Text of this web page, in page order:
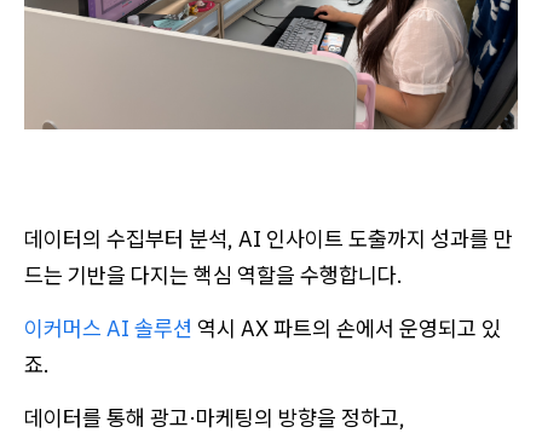
데이터의 수집부터 분석, AI 인사이트 도출까지 성과를 만
드는 기반을 다지는 핵심 역할을 수행합니다.
이커머스 AI 솔루션 역시 AX 파트의 손에서 운영되고 있
죠.
데이터를 통해 광고·마케팅의 방향을 정하고,